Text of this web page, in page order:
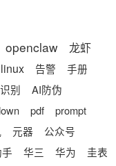
openclaw
龙虾
linux 告警
手册
别
AI防伪
pdf
prompt
元器
公众号
华三 华为
圭表